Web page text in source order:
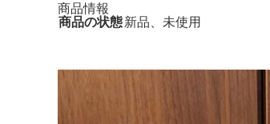
商品情報
商品の状態新品、未使用